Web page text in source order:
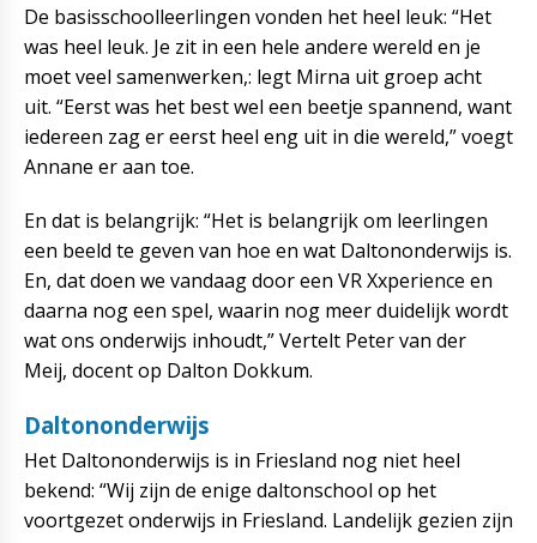
De basisschoolleerlingen vonden het heel leuk: “Het
was heel leuk. Je zit in een hele andere wereld en je
moet veel samenwerken,: legt Mirna uit groep acht
uit. “Eerst was het best wel een beetje spannend, want
iedereen zag er eerst heel eng uit in die wereld,” voegt
Annane er aan toe.
En dat is belangrijk: “Het is belangrijk om leerlingen
een beeld te geven van hoe en wat Daltononderwijs is.
En, dat doen we vandaag door een VR Xxperience en
daarna nog een spel, waarin nog meer duidelijk wordt
wat ons onderwijs inhoudt,” Vertelt Peter van der
Meij, docent op Dalton Dokkum.
Daltononderwijs
Het Daltononderwijs is in Friesland nog niet heel
bekend: “Wij zijn de enige daltonschool op het
voortgezet onderwijs in Friesland. Landelijk gezien zijn